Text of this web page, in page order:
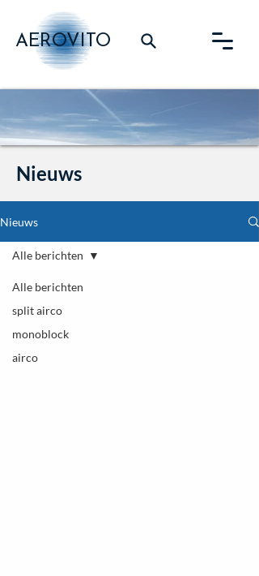
AEROVITO
Nieuws
Nieuws
Alle berichten
split airco
monoblock
airco
Alle berichten